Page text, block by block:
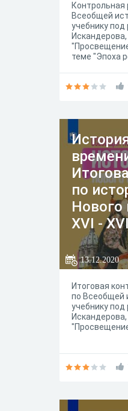
Контрольная
Всеобщей
учебнику под
теме "Эпоха
по
Нового
XVI -
Нового
13.12.2020
Итоговая
по Всеобщей
учебнику под